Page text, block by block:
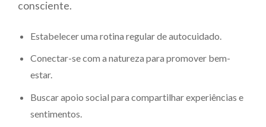
consciente.
Estabelecer uma rotina regular de autocuidado.
Conectar-se com a natureza para promover bem-
estar.
Buscar apoio social para compartilhar experiências e
sentimentos.